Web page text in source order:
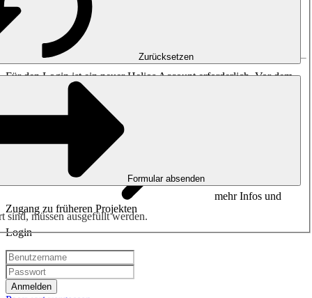
Bitte anmelden oder
Für den Login ist ein neuer Helios Account erforderlich. Vor dem
23. Oktober 2023 erstellte Zugänge sind nicht mehr gültig.
mehr Infos und
Zugang zu früheren Projekten
Login
Anmelden
Zurücksetzen
Formular absenden
sind, müssen ausgefüllt werden.